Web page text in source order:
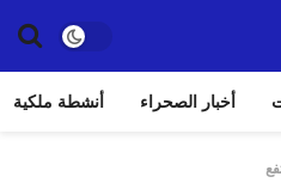
أخبار الصحراء أنشطة ملكية